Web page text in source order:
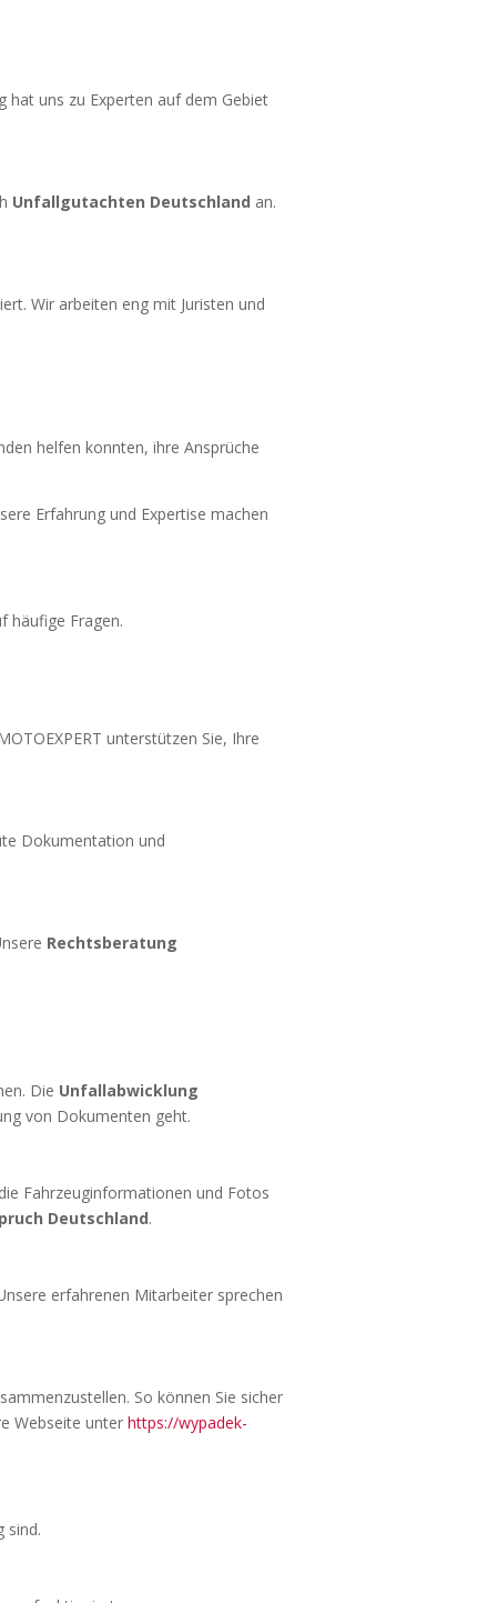
hat uns zu Experten auf dem Gebiet
Unfallgutachten Deutschland an.
Wir arbeiten eng mit Juristen und
helfen konnten, ihre Ansprüche
Erfahrung und Expertise machen
häufige Fragen.
unterstützen Sie, Ihre
Dokumentation und
Rechtsberatung
Die Unfallabwicklung
von Dokumenten geht.
Fahrzeuginformationen und Fotos
Deutschland.
erfahrenen Mitarbeiter sprechen
So können Sie sicher
Webseite unterhttps://wypadek-
sind.